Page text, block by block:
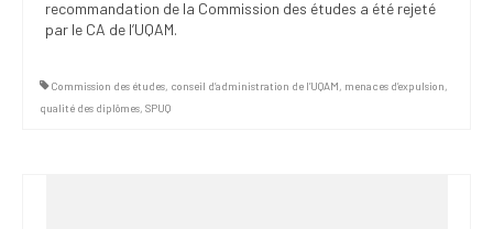
recommandation de la Commission des études a été rejeté
par le CA de l’UQAM.
Commission des études, conseil d’administration de l’UQAM, menaces d’expulsion,
qualité des diplômes, SPUQ